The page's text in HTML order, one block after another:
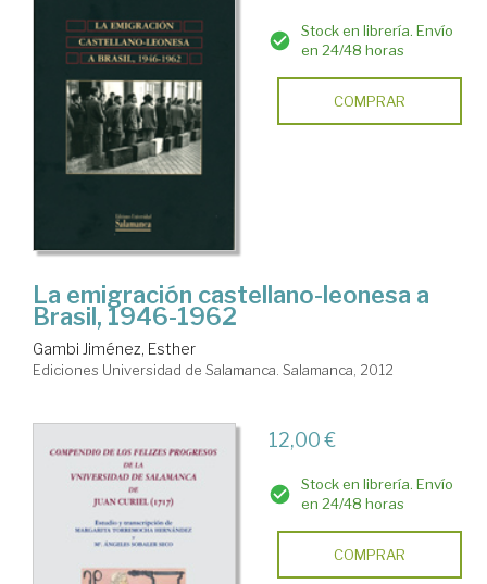
Stock en librería. Envío
en 24/48 horas
COMPRAR
La emigración castellano-leonesa a
Brasil, 1946-1962
Gambi Jiménez, Esther
Ediciones Universidad de Salamanca. Salamanca, 2012
12,00 €
Stock en librería. Envío
en 24/48 horas
COMPRAR